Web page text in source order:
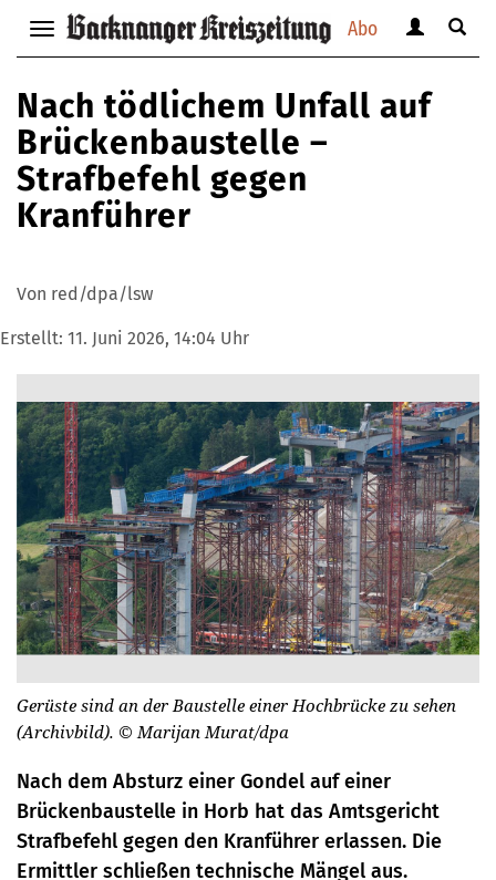
Abo
Navigation
anzeigen
verbergen
anzeigen
verbergen
Suche
Nach tödlichem Unfall auf
Brückenbaustelle –
Strafbefehl gegen
Kranführer
Von red/dpa/lsw
Erstellt: 11. Juni 2026, 14:04 Uhr
Gerüste sind an der Baustelle einer Hochbrücke zu sehen
(Archivbild). © Marijan Murat/dpa
Nach dem Absturz einer Gondel auf einer
Brückenbaustelle in Horb hat das Amtsgericht
Strafbefehl gegen den Kranführer erlassen. Die
Ermittler schließen technische Mängel aus.